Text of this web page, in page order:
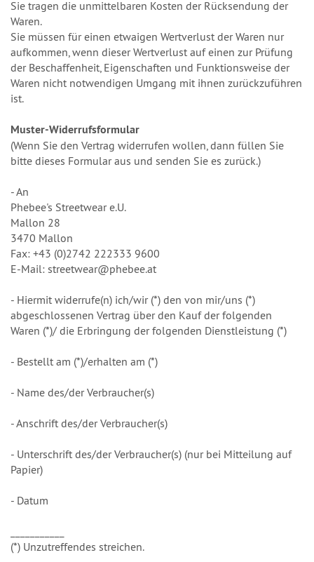
Sie tragen die unmittelbaren Kosten der Rücksendung der
Waren.
Sie müssen für einen etwaigen Wertverlust der Waren nur
aufkommen, wenn dieser Wertverlust auf einen zur Prüfung
der Beschaffenheit, Eigenschaften und Funktionsweise der
Waren nicht notwendigen Umgang mit ihnen zurückzuführen
ist.
Muster-Widerrufsformular
(Wenn Sie den Vertrag widerrufen wollen, dann füllen Sie
bitte dieses Formular aus und senden Sie es zurück.)
- An
Phebee's Streetwear e.U.
Mallon 28
3470 Mallon
Fax: +43 (0)2742 222333 9600
E-Mail: streetwear@phebee.at
- Hiermit widerrufe(n) ich/wir (*) den von mir/uns (*)
abgeschlossenen Vertrag über den Kauf der folgenden
Waren (*)/ die Erbringung der folgenden Dienstleistung (*)
- Bestellt am (*)/erhalten am (*)
- Name des/der Verbraucher(s)
- Anschrift des/der Verbraucher(s)
- Unterschrift des/der Verbraucher(s) (nur bei Mitteilung auf
Papier)
- Datum
(*) Unzutreffendes streichen.